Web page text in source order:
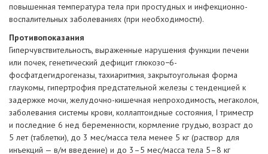
повышенная температура тела при простудных и инфекционно-
воспалительных заболеваниях (при необходимости).
Противопоказания
Гиперчувствительность, выраженные нарушения функции печени
или почек, генетический дефицит глюкозо−6-
фосфатдегидрогеназы, тахиаритмия, закрытоугольная форма
глаукомы, гипертрофия предстательной железы с тенденцией к
задержке мочи, желудочно-кишечная непроходимость, мегаколон,
заболевания системы крови, коллаптоидные состояния, I триместр
и последние 6 нед беременности, кормление грудью, возраст до
5 лет (таблетки), до 3 мес/масса тела менее 5 кг (раствор для
инъекций — в/м введение) и до 3–5 мес/масса тела 5–8 кг